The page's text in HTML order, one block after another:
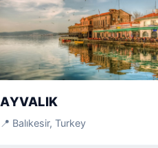
AYVALIK
📍 Balıkesir, Turkey